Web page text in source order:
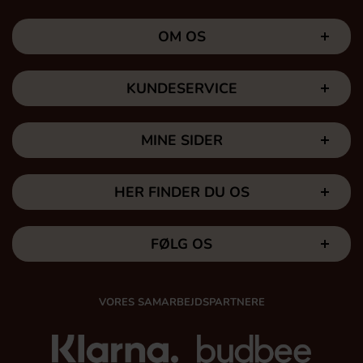
OM OS
KUNDESERVICE
MINE SIDER
HER FINDER DU OS
FØLG OS
VORES SAMARBEJDSPARTNERE